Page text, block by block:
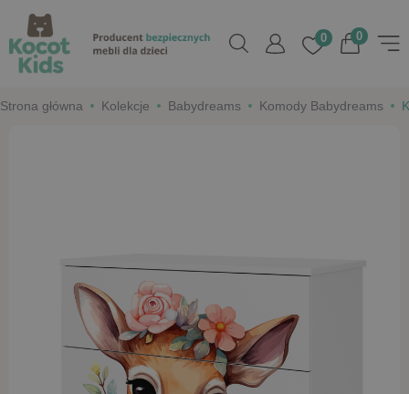
0
0
Strona główna Kolekcje Babydreams Komody Babydreams